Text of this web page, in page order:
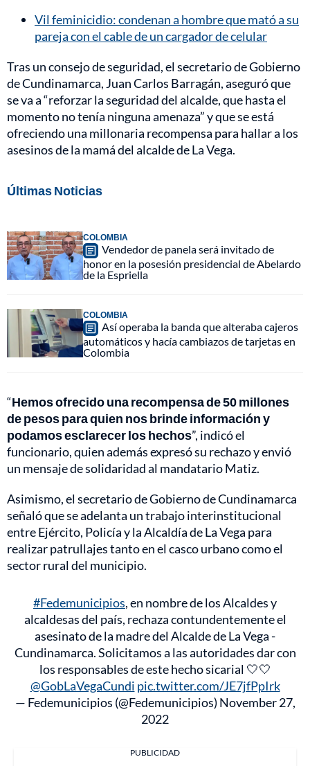
Vil feminicidio: condenan a hombre que mató a su
pareja con el cable de un cargador de celular
Tras un consejo de seguridad, el secretario de Gobierno
de Cundinamarca, Juan Carlos Barragán, aseguró que
se va a “reforzar la seguridad del alcalde, que hasta el
momento no tenía ninguna amenaza” y que se está
ofreciendo una millonaria recompensa para hallar a los
asesinos de la mamá del alcalde de La Vega.
Últimas Noticias
COLOMBIA
Vendedor de panela será invitado de
honor en la posesión presidencial de Abelardo
de la Espriella
COLOMBIA
Así operaba la banda que alteraba cajeros
automáticos y hacía cambiazos de tarjetas en
Colombia
“Hemos ofrecido una recompensa de 50 millones
de pesos para quien nos brinde información y
podamos esclarecer los hechos”, indicó el
funcionario, quien además expresó su rechazo y envió
un mensaje de solidaridad al mandatario Matiz.
Asimismo, el secretario de Gobierno de Cundinamarca
señaló que se adelanta un trabajo interinstitucional
entre Ejército, Policía y la Alcaldía de La Vega para
realizar patrullajes tanto en el casco urbano como el
sector rural del municipio.
#Fedemunicipios, en nombre de los Alcaldes y
alcaldesas del país, rechaza contundentemente el
asesinato de la madre del Alcalde de La Vega -
Cundinamarca. Solicitamos a las autoridades dar con
los responsables de este hecho sicarial 🤍🤍
@GobLaVegaCundi pic.twitter.com/JE7jfPpIrk
— Fedemunicipios (@Fedemunicipios) November 27,
2022
PUBLICIDAD